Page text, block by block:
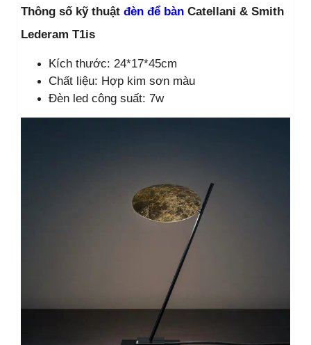
Thông số kỹ thuật đèn để bàn Catellani & Smith
Lederam T1is
Kích thước: 24*17*45cm
Chất liệu: Hợp kim sơn màu
Đèn led công suất: 7w